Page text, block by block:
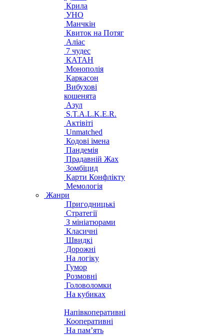
Крила
УНО
Манчкін
Квиток на Потяг
Аліас
7 чудес
КАТАН
Монополія
Каркасон
Вибухові
кошенята
Азул
S.T.A.L.K.E.R.
Актівіті
Unmatched
Кодові імена
Пандемія
Прадавній Жах
Зомбіцид
Карти Конфлікту
Мемологія
Жанри
Пригодницькі
Стратегії
З мініатюрами
Класичні
Швидкі
Дорожні
На логіку
Гумор
Розмовні
Головоломки
На кубиках
Напівкоперативні
Кооперативні
На пам’ять